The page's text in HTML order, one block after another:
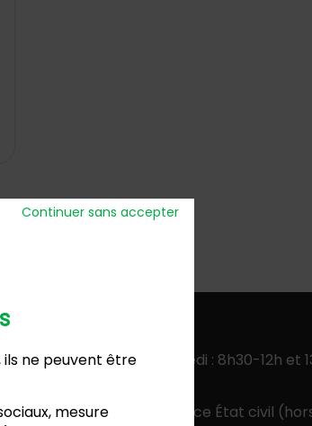
ils ne peuvent être
mesure
Continuer sans accepter
mercredi, jeudi, vendredi : 8h30-12h et
: 9h-12h pour le service État civil